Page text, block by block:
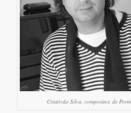
Cristóvão Silva, compositor, de